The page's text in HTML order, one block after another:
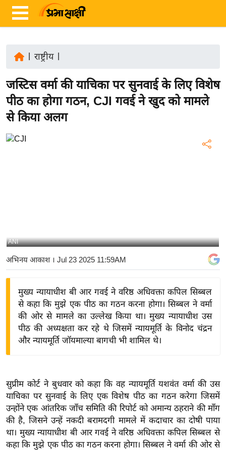
ज़ा
ख
ब
र
रा
य
बि
ज़
वि
शे
ष
ज्ञ
रा
राष्ट्रीय|
जस्टिस वर्मा की याचिका पर सुनवाई के लिए विशेष
पीठ का होगा गठन, CJI गवई ने खुद को मामले
से किया अलग
ANI
अभिनय आकाश। Jul 23 2025 11:59AM
मुख्य न्यायाधीश बी आर गवई ने वरिष्ठ अधिवक्ता कपिल सिब्बल
से कहा कि मुझे एक पीठ का गठन करना होगा। सिब्बल ने वर्मा
की ओर से मामले का उल्लेख किया था। मुख्य न्यायाधीश उस
पीठ की अध्यक्षता कर रहे थे जिसमें न्यायमूर्ति के विनोद चंद्रन
और न्यायमूर्ति जॉयमाल्या बागची भी शामिल थे।
सुप्रीम कोर्ट ने बुधवार को कहा कि वह न्यायमूर्ति यशवंत वर्मा की उस
याचिका पर सुनवाई के लिए एक विशेष पीठ का गठन करेगा जिसमें
उन्होंने एक आंतरिक जाँच समिति की रिपोर्ट को अमान्य ठहराने की माँग
की है, जिसने उन्हें नकदी बरामदगी मामले में कदाचार का दोषी पाया
था। मुख्य न्यायाधीश बी आर गवई ने वरिष्ठ अधिवक्ता कपिल सिब्बल से
कहा कि मुझे एक पीठ का गठन करना होगा। सिब्बल ने वर्मा की ओर से